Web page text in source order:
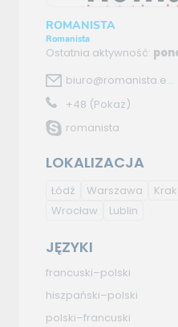
ROMANISTA
Romanista
Ostatnia aktywność:
biuro@romanista.e...
+48 (Pokaż)
romanista
LOKALIZACJA
Łódź Warszawa
Wrocław
Lublin
JĘZYKI
francuski–polski
hiszpański–polski
polski–francuski